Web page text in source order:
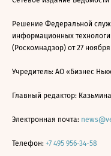
Решение Федеральной
информационных
(Роскомнадзор) от 27
Учредитель: АО «Бизнес
Главный редактор:
Электронная почта:
Телефон: +7 495 956-34-58